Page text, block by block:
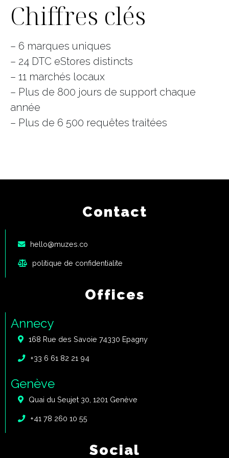
Chiffres clés
– 6 marques uniques
– 24 DTC eStores distincts
– 11 marchés locaux
– Plus de 800 jours de support chaque
année
– Plus de 6 500 requêtes traitées
Contact
hello@muzes.co
politique de confidentialite
Offices
Annecy
168 Rue des Savoie 74330 Epagny
+33 6 61 82 21 94
Genève
Quai du Seujet 30, 1201 Genève
+41 78 260 10 55
Social